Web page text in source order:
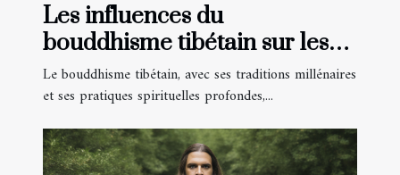
Les influences du
bouddhisme tibétain sur les
pratiques de méditation
occidentales
Le bouddhisme tibétain, avec ses traditions millénaires
et ses pratiques spirituelles profondes,...